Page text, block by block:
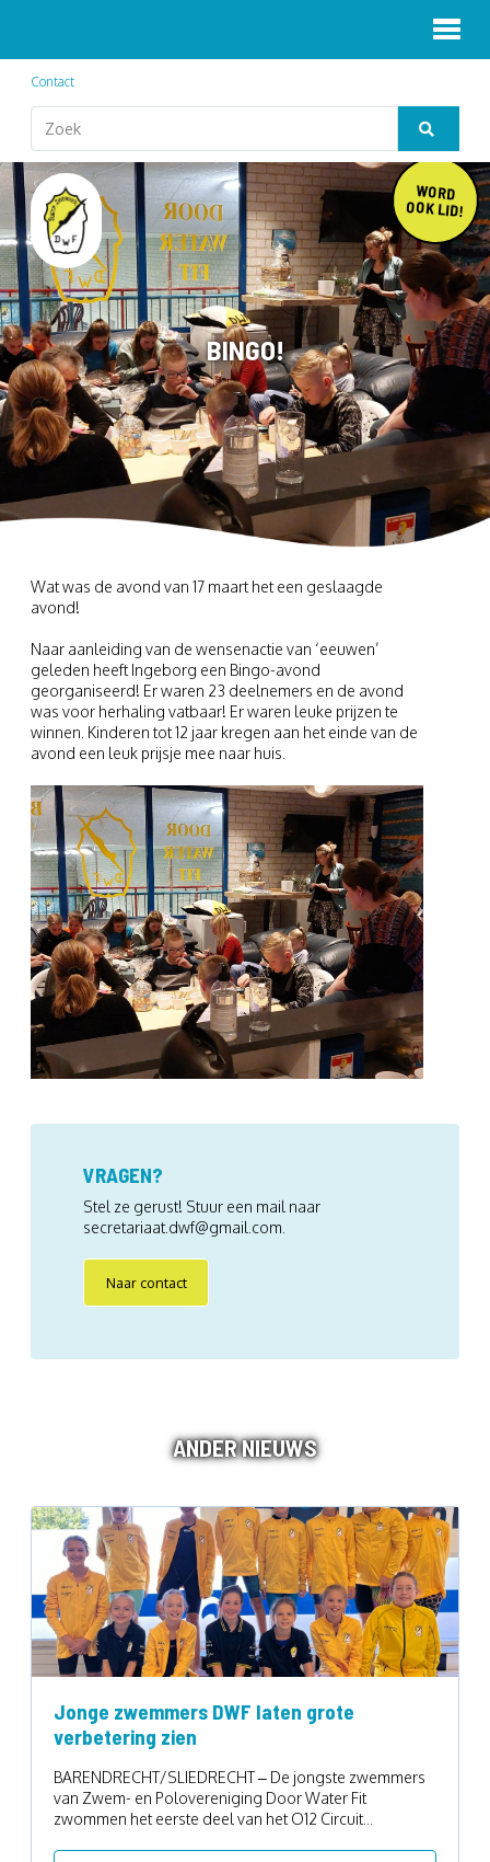
Contact
WORD
OOK LID!
BINGO!
Wat was de avond van 17 maart het een geslaagde
avond!
Naar aanleiding van de wensenactie van ‘eeuwen’
geleden heeft Ingeborg een Bingo-avond
georganiseerd! Er waren 23 deelnemers en de avond
was voor herhaling vatbaar! Er waren leuke prijzen te
winnen. Kinderen tot 12 jaar kregen aan het einde van de
avond een leuk prijsje mee naar huis.
VRAGEN?
Stel ze gerust! Stuur een mail naar
secretariaat.dwf@gmail.com.
Naar contact
ANDER NIEUWS
Jonge zwemmers DWF laten grote
verbetering zien
BARENDRECHT/SLIEDRECHT – De jongste zwemmers
van Zwem- en Polovereniging Door Water Fit
zwommen het eerste deel van het O12 Circuit...